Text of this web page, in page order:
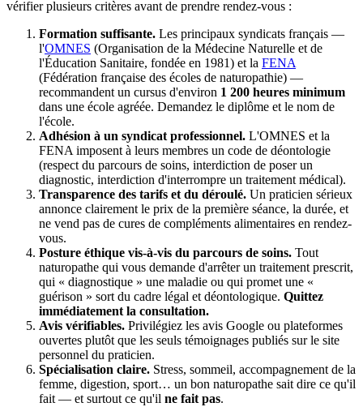
vérifier plusieurs critères avant de prendre rendez-vous :
Formation suffisante. Les principaux syndicats français —
l'OMNES (Organisation de la Médecine Naturelle et de
l'Éducation Sanitaire, fondée en 1981) et la FENA
(Fédération française des écoles de naturopathie) —
recommandent un cursus d'environ 1 200 heures minimum
dans une école agréée. Demandez le diplôme et le nom de
l'école.
Adhésion à un syndicat professionnel. L'OMNES et la
FENA imposent à leurs membres un code de déontologie
(respect du parcours de soins, interdiction de poser un
diagnostic, interdiction d'interrompre un traitement médical).
Transparence des tarifs et du déroulé. Un praticien sérieux
annonce clairement le prix de la première séance, la durée, et
ne vend pas de cures de compléments alimentaires en rendez-
vous.
Posture éthique vis-à-vis du parcours de soins. Tout
naturopathe qui vous demande d'arrêter un traitement prescrit,
qui « diagnostique » une maladie ou qui promet une «
guérison » sort du cadre légal et déontologique. Quittez
immédiatement la consultation.
Avis vérifiables. Privilégiez les avis Google ou plateformes
ouvertes plutôt que les seuls témoignages publiés sur le site
personnel du praticien.
Spécialisation claire. Stress, sommeil, accompagnement de la
femme, digestion, sport… un bon naturopathe sait dire ce qu'il
fait — et surtout ce qu'il ne fait pas.